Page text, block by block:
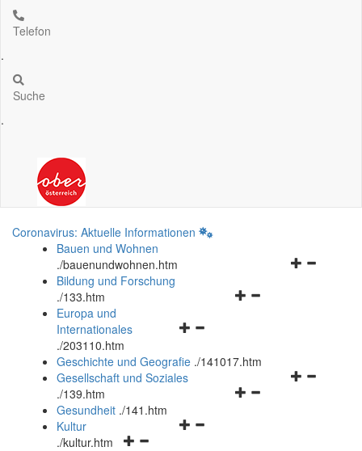
Telefon
.
Suche
.
Coronavirus: Aktuelle Informationen
Bauen und Wohnen
./bauenundwohnen.htm
Navigationsmenü
Bildung und Forschung
./133.htm
Navigationsmenü
und
schließen
Europa und
Internationales
./203110.htm
Geschichte und Geografie ./141017.htm
Navigationsmenü
Gesellschaft und Soziales
./139.htm
Navigationsmenü
Gesundheit ./141.htm
Navigationsmenü
Kultur
./kultur.htm